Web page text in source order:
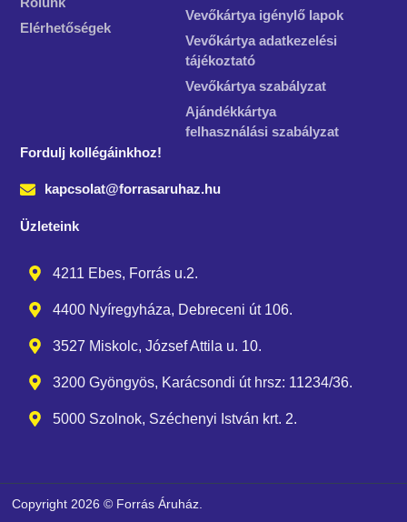
Elérhetőségek
Vevőkártya igénylő lapok
Vevőkártya adatkezelési
tájékoztató
Vevőkártya szabályzat
Ajándékkártya
felhasználási szabályzat
Fordulj kollégáinkhoz!
kapcsolat@forrasaruhaz.hu
Üzleteink
4211 Ebes, Forrás u.2.
4400 Nyíregyháza, Debreceni út 106.
3527 Miskolc, József Attila u. 10.
3200 Gyöngyös, Karácsondi út hrsz: 11234/36.
5000 Szolnok, Széchenyi István krt. 2.
Copyright 2026 © Forrás Áruház.